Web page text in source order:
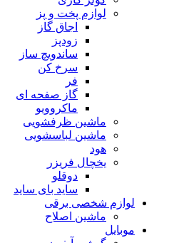
لوازم پخت و پز
اجاق گاز
زودپز
ساندویچ ساز
سرخ کن
فر
گاز صفحه ای
ماکروویو
ماشین ظرفشویی
ماشین لباسشویی
هود
یخچال فریزر
دوقلو
ساید بای ساید
لوازم شخصی برقی
ماشین اصلاح
موبایل